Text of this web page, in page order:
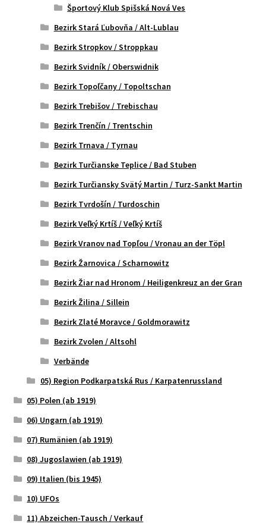
Športový Klub Spišská Nová Ves
Bezirk Stará Ľubovňa / Alt-Lublau
Bezirk Stropkov / Stroppkau
Bezirk Svidník / Oberswidnik
Bezirk Topoľčany / Topoltschan
Bezirk Trebišov / Trebischau
Bezirk Trenčín / Trentschin
Bezirk Trnava / Tyrnau
Bezirk Turčianske Teplice / Bad Stuben
Bezirk Turčiansky Svätý Martin / Turz-Sankt Martin
Bezirk Tvrdošín / Turdoschin
Bezirk Veľký Krtíš / Veľký Krtíš
Bezirk Vranov nad Topľou / Vronau an der Töpl
Bezirk Žarnovica / Scharnowitz
Bezirk Žiar nad Hronom / Heiligenkreuz an der Gran
Bezirk Žilina / Sillein
Bezirk Zlaté Moravce / Goldmorawitz
Bezirk Zvolen / Altsohl
Verbände
05) Region Podkarpatská Rus / Karpatenrussland
05) Polen (ab 1919)
06) Ungarn (ab 1919)
07) Rumänien (ab 1919)
08) Jugoslawien (ab 1919)
09) Italien (bis 1945)
10) UFOs
11) Abzeichen-Tausch / Verkauf